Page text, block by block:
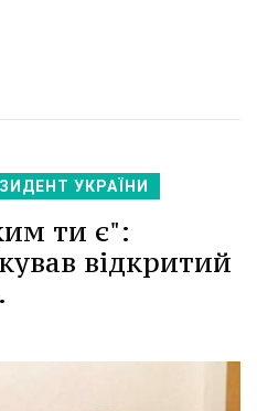
УКРАЇНИ
ти є":
відкритий